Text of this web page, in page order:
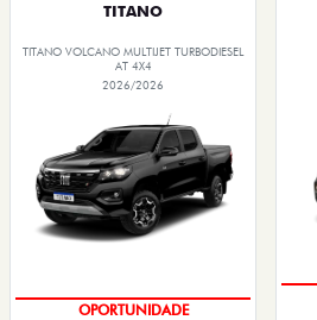
TITANO
TITANO VOLCANO MULTIJET TURBODIESEL
AT 4X4
2026/2026
OPORTUNIDADE